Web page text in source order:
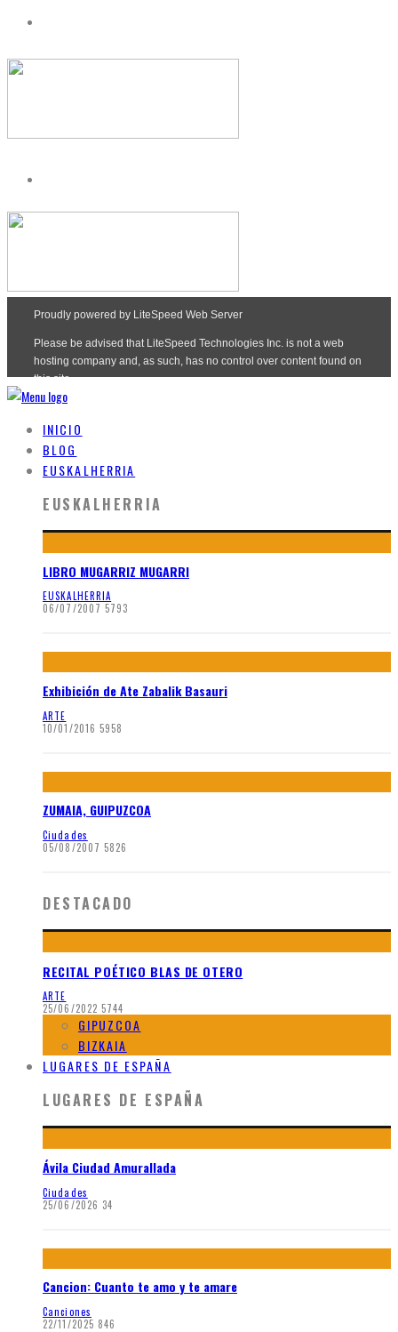
INICIO
BLOG
EUSKALHERRIA
EUSKALHERRIA
LIBRO MUGARRIZ MUGARRI
EUSKALHERRIA
06/07/2007 5793
Exhibición de Ate Zabalik Basauri
ARTE
10/01/2016 5958
ZUMAIA, GUIPUZCOA
Ciudades
05/08/2007 5826
DESTACADO
RECITAL POÉTICO BLAS DE OTERO
ARTE
25/06/2022 5744
GIPUZCOA
BIZKAIA
LUGARES DE ESPAÑA
LUGARES DE ESPAÑA
Ávila Ciudad Amurallada
Ciudades
25/06/2026 34
Cancion: Cuanto te amo y te amare
Canciones
22/11/2025 846